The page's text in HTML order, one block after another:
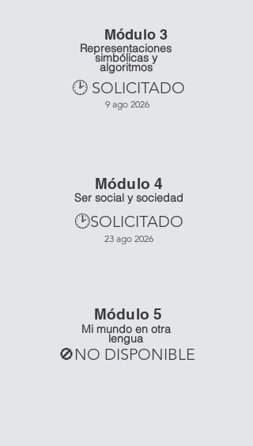
Módulo 3
Representaciones
simbólicas y
algoritmos
🕑 SOLICITADO
9 ago 2026
Módulo 4
Ser social y sociedad
🕑SOLICITADO
23 ago 2026
Módulo 5
Mi mundo en otra
lengua
🚫NO DISPONIBLE